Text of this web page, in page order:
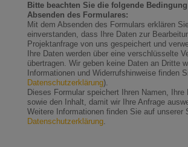
Bitte beachten Sie die folgende
Absenden des Formulares:
Mit dem Absenden des Formulars erklären
einverstanden, dass Ihre Daten zur
Projektanfrage von uns gespeichert und
Ihre Daten werden über eine verschlüsselte
übertragen. Wir geben keine Daten an Dritte
Informationen und Widerrufshinweise finden
Datenschutzerklärung).
Dieses Formular speichert Ihren Namen, Ihre
sowie den Inhalt, damit wir Ihre Anfrage
Weitere Informationen finden Sie auf unserer
Datenschutzerklärung.